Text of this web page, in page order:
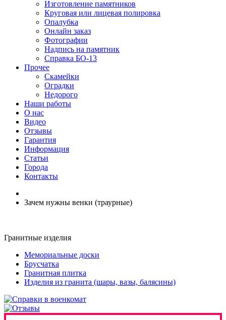
Изготовление памятников
Круговая или лицевая полировка
Опалубка
Онлайн заказ
Фотографии
Надпись на памятник
Справка БО-13
Прочее
Скамейки
Оградки
Недорого
Наши работы
О нас
Видео
Отзывы
Гарантия
Информация
Статьи
Города
Контакты
Зачем нужны венки (траурные)
Гранитные изделия
Мемориальные доски
Брусчатка
Гранитная плитка
Изделия из гранита (шары, вазы, балясины)